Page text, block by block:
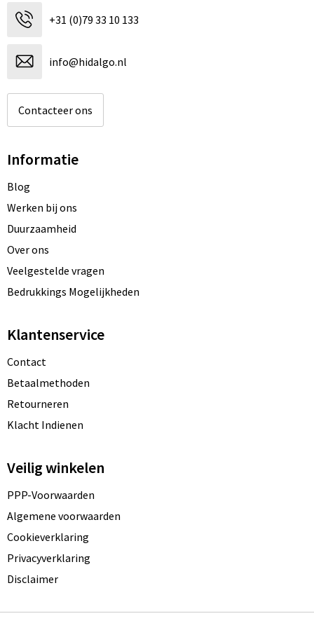
+31 (0)79 33 10 133
info@hidalgo.nl
Contacteer ons
Informatie
Blog
Werken bij ons
Duurzaamheid
Over ons
Veelgestelde vragen
Bedrukkings Mogelijkheden
Klantenservice
Contact
Betaalmethoden
Retourneren
Klacht Indienen
Veilig winkelen
PPP-Voorwaarden
Algemene voorwaarden
Cookieverklaring
Privacyverklaring
Disclaimer